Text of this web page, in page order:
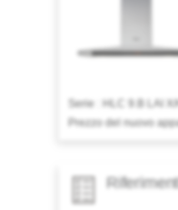
Serie :
HLC 9.B LAI X/
Prezzo del nuovo